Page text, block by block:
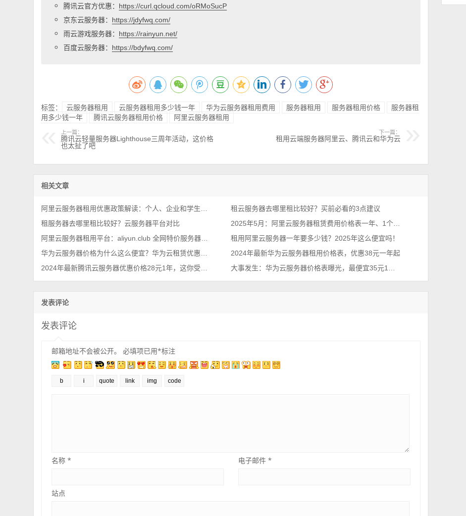
腾讯云官方优惠： https://curl.qcloud.com/oRMoSucP
京东云服务器： https://jdyfwq.com/
雨云游戏服务器： https://rainyun.net/
百度云服务器： https://bdyfwq.com/
标签： 云服务器租用 云服务器租用多少钱一年 华为云服务器租用费用 服务器租用 服务器租用价格
服务器租
用多少钱一年
腾讯云服务器租用价格 阿里云服务器租用
上一篇：
腾讯云轻量服务器Lighthouse三周年活动，这价格
也太扯了吧
下一篇：
租用云端服务器阿里云、腾讯云和华为云
相关文章
租云服务器去哪里租比较好？买前必看的3点建议
租服务器去哪里租比较好？云服务器平台对比
租用阿里云服务器一年要多少钱？2025年这么便宜吗！
2024年最新华为云服务器租用价格表，优惠38元一年起
发表评论
发表评论
邮箱地址不会被公开。 必填项已用*标注
名称* 电子邮件 *
站点